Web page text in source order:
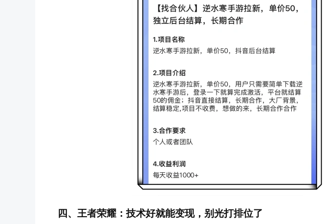
四、王者荣耀：技术好就能变现，别光打排位了